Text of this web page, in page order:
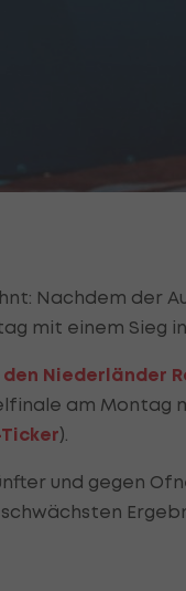
Nachdem der
mit einem Sieg
Niederländer
am
Ticker).
und gegen